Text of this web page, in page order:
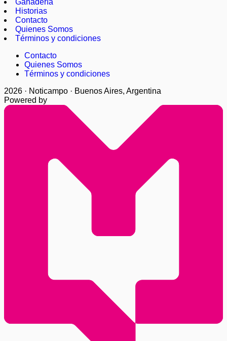
Ganadería
Historias
Contacto
Quienes Somos
Términos y condiciones
Contacto
Quienes Somos
Términos y condiciones
2026 · Noticampo · Buenos Aires, Argentina
Powered by